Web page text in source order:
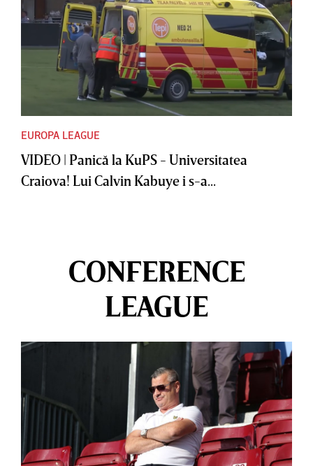
EUROPA LEAGUE
VIDEO | Panică la KuPS - Universitatea
Craiova! Lui Calvin Kabuye i s-a...
CONFERENCE
LEAGUE